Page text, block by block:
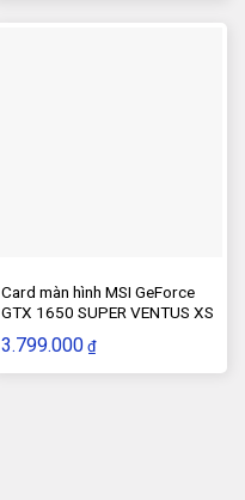
Card màn hình MSI GeForce
GTX 1650 SUPER VENTUS XS
OC 4GB GDDR6
3.799.000 ₫